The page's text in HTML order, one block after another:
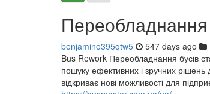
Переобладнання
benjamino395qtw5 547 days ago
Bus Rework Переобладнання бусів
пошуку ефективних і зручних рішень
відкриває нові можливості для